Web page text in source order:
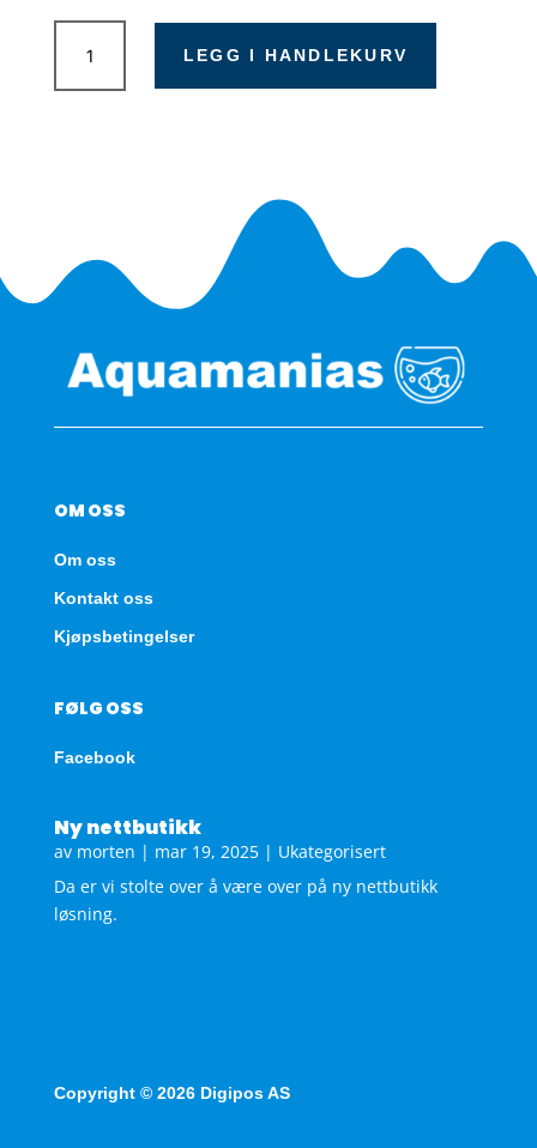
Eheim
PowerLED+
Power
LEGG I HANDLEKURV
OM OSS
Om oss
Kontakt oss
Kjøpsbetingelser
FØLG OSS
Facebook
Ny nettbutikk
av morten | mar 19, 2025| Ukategorisert
Da er vi stolte over å være over på ny nettbutikk
løsning.
Copyright © 2026 Digipos AS